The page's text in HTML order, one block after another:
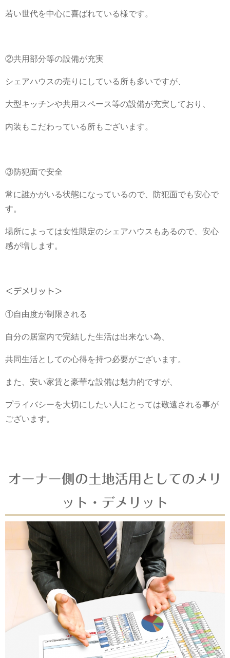
若い世代を中心に喜ばれている様です。
②共用部分等の設備が充実
シェアハウスの売りにしている所も多いですが、
大型キッチンや共用スペース等の設備が充実しており、
内装もこだわっている所もございます。
③防犯面で安全
常に誰かがいる状態になっているので、防犯面でも安心で
す。
場所によっては女性限定のシェアハウスもあるので、安心
感が増します。
＜デメリット＞
①自由度が制限される
自分の居室内で完結した生活は出来ない為、
共同生活としての心得を持つ必要がございます。
また、安い家賃と豪華な設備は魅力的ですが、
プライバシーを大切にしたい人にとっては敬遠される事が
ございます。
オーナー側の土地活用としてのメリ
ット・デメリット